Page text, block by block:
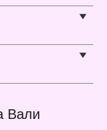
черенок
Вали